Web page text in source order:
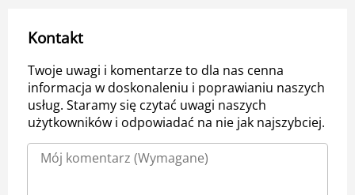
Kontakt
Twoje uwagi i komentarze to dla nas cenna
informacja w doskonaleniu i poprawianiu naszych
usług. Staramy się czytać uwagi naszych
użytkowników i odpowiadać na nie jak najszybciej.